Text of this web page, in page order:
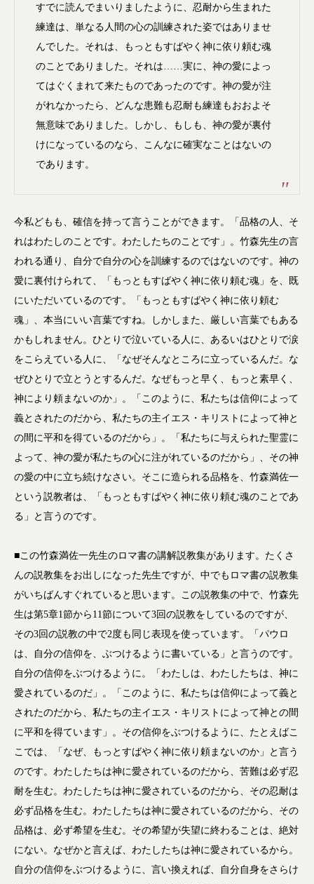
すでに読んでまいりましたように、忍耐から生まれた
練達は、単なる人間の心の訓練された姿ではありませ
んでした。それは、もっともすばやく神に依り頼む魂
のことでありました。それは……実に、神の愛によっ
てはぐくまれて来たものであったのです。神の愛が注
がれなかったら、どんな患難も忍耐も練達もおおよそ
無意味でありました。しかし、もしも、神の愛が裏付
けになっているのなら、こんなに確実なことはないの
であります。
今私どもも、確信を持って言うことができます。「品格の人、そ
れはわたしのことです。わたしたちのことです」。竹森先生の言
われる通り、自分で自分の心を訓練するのではないのです。神の
愛に裏付けられて、「もっともすばやく神に依り頼む魂」を、既
にいただいているのです。「もっともすばやく神に依り頼む
魂」、本当にいい言葉ですね。しかしまた、厳しい言葉でもある
かもしれません。ひとりで泣いている人に、あるいはひとりで涙
をこらえている人に、「なぜそんなところに立っているんだ。な
ぜひとりで立とうとするんだ。なぜもっと早く、もっと素早く、
神により頼まないのか」。「このように、私たちは信仰によって
義とされたのだから、私たちの主イエス・キリストによって神と
の間に平和を得ているのだから」。「私たちに与えられた聖霊に
よって、神の愛が私たちの心に注がれているのだから」、その神
の愛の中に立ち続けなさい。そこに造られる品格を、竹森満佐一
という説教者は、「もっともすばやく神に依り頼む魂のことであ
る」と言うのです。
■この竹森満佐一先生のロマ書の講解説教集があります。たくさ
んの説教集をお出しになった先生ですが、中でもロマ書の説教集
がいちばんすぐれていると思います。この説教集の中で、竹森先
生は第5章1節から11節について3回の説教をしているのですが、
その3回の説教の中で2度も同じ表現を使っています。「パウロ
は、自分の信仰を、ぶつけるように書いている」と言うのです。
自分の信仰をぶつけるように。「わたしは、わたしたちは、神に
愛されているのだ」。「このように、私たちは信仰によって義と
されたのだから、私たちの主イエス・キリストによって神との間
に平和を得ています」。その信仰をぶつけるように、たとえばこ
こでは、「なぜ、もっとすばやく神に依り頼まないのか」と言う
のです。わたしたちは神に愛されているのだから、苦難は必ず忍
耐を生む。わたしたちは神に愛されているのだから、その忍耐は
必ず品格を生む。わたしたちは神に愛されているのだから、その
品格は、必ず希望を生む。その希望が失望に終わることは、絶対
にない。なぜかと言えば、わたしたちは神に愛されているから。
自分の信仰をぶつけるように、言い換えれば、自分自身をさらけ